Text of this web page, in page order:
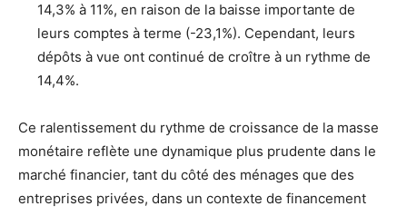
14,3% à 11%, en raison de la baisse importante de
leurs comptes à terme (-23,1%). Cependant, leurs
dépôts à vue ont continué de croître à un rythme de
14,4%.
Ce ralentissement du rythme de croissance de la masse
monétaire reflète une dynamique plus prudente dans le
marché financier, tant du côté des ménages que des
entreprises privées, dans un contexte de financement